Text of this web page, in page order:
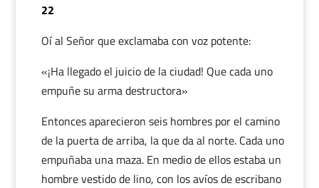
22
Oí al Señor que exclamaba con voz potente:
«¡Ha llegado el juicio de la ciudad! Que cada uno
empuñe su arma destructora»
Entonces aparecieron seis hombres por el camino
de la puerta de arriba, la que da al norte. Cada uno
empuñaba una maza. En medio de ellos estaba un
hombre vestido de lino, con los avíos de escribano